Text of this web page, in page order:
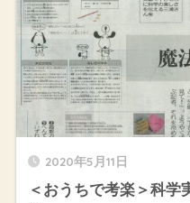
2020年5月11日
＜おうちで考楽＞科